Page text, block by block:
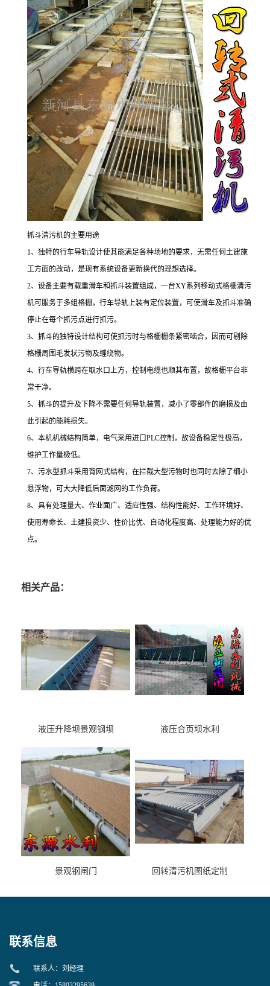
抓斗清污机的主要用途
1、独特的行车导轨设计使其能满足各种场地的要求，无需任何土建施
工方面的改动，是现有系统设备更新换代的理想选择。
2、设备主要有载重滑车和抓斗装置组成，一台XY系列移动式格栅清污
机可服务于多组格栅，行车导轨上装有定位装置，可使滑车及抓斗准确
停止在每个抓污点进行抓污。
3、抓斗的独特设计结构可使抓污时与格栅栅条紧密啮合，因而可剔除
格栅周围毛发状污物及缠绕物。
4、行车导轨横跨在取水口上方，控制电缆也顺其布置，故格栅平台非
常干净。
5、抓斗的提升及下降不需要任何导轨装置，减小了零部件的磨损及由
此引起的能耗损失。
6、本机机械结构简单，电气采用进口PLC控制，故设备稳定性极高，
维护工作量极低。
7、污水型抓斗采用背网式结构，在拦截大型污物时也同时去除了细小
悬浮物，可大大降低后面滤网的工作负荷。
8、具有处理量大、作业面广、适应性强、结构性能好、工作环境好、
使用寿命长、土建投资少、性价比优、自动化程度高、处理能力好的优
点。
相关产品：
液压升降坝景观钢坝 液压合页坝水利
景观钢闸门 回转清污机图纸定制
联系信息
联系人：刘经理